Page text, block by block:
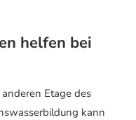
helfen bei
Etage des
kann